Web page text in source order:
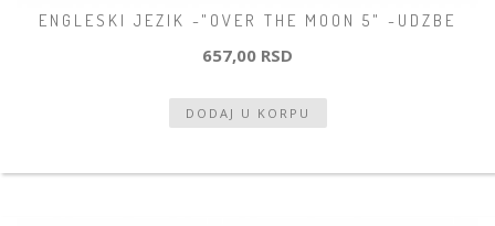
ENGLESKI JEZIK -"OVER THE MOON 5" -UDZBE
657,00 RSD